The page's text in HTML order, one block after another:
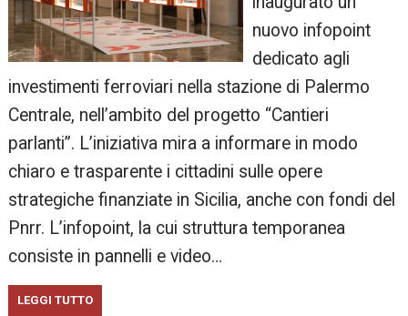
nuovo infopoint
dedicato agli
investimenti ferroviari nella stazione di Palermo
Centrale, nell’ambito del progetto “Cantieri
parlanti”. L’iniziativa mira a informare in modo
chiaro e trasparente i cittadini sulle opere
strategiche finanziate in Sicilia, anche con fondi del
Pnrr. L’infopoint, la cui struttura temporanea
consiste in pannelli e video…
LEGGI TUTTO